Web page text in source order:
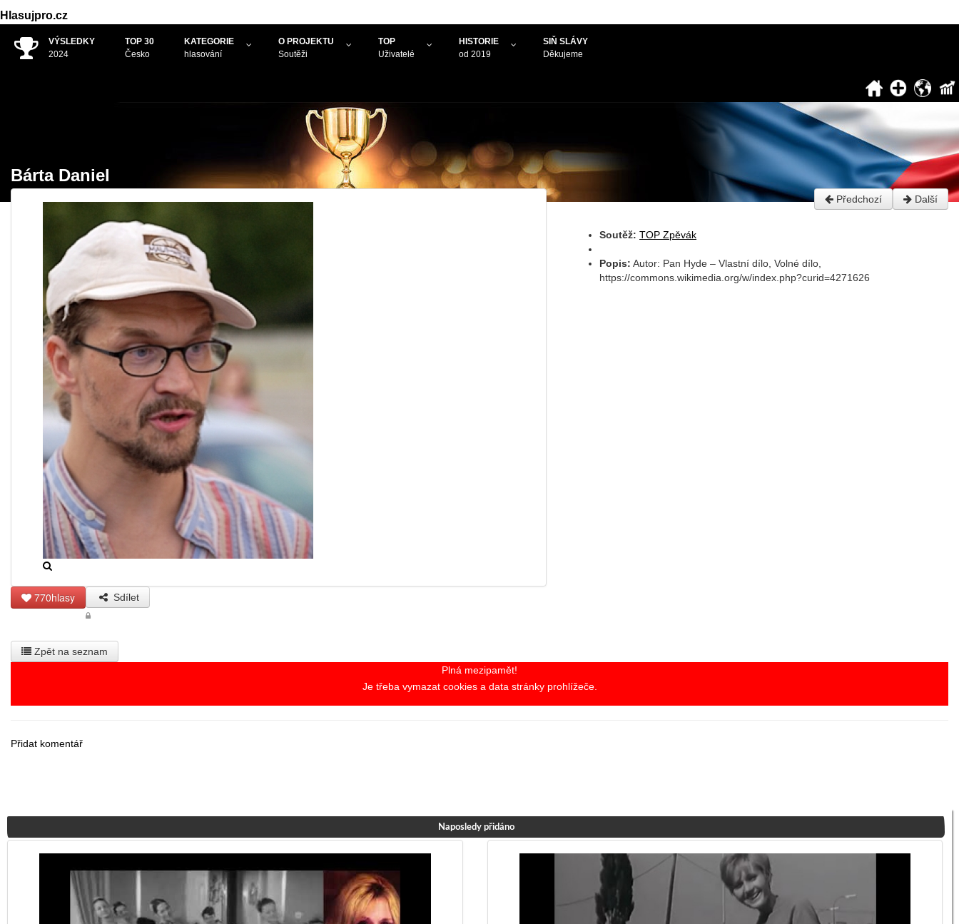
Hlasujpro.cz
VÝSLEDKY
2024
TOP 30
Česko
KATEGORIE
hlasování
O PROJEKTU
Soutěži
TOP
Uživatelé
HISTORIE
od 2019
SIŇ SLÁVY
Děkujeme
Bárta Daniel
Předchozí Další
770hlasy Sdílet
Soutěž: TOP Zpěvák
Popis: Autor: Pan Hyde – Vlastní dílo, Volné dílo,
https://commons.wikimedia.org/w/index.php?curid=4271626
Zpět na seznam
Plná mezipamět!
Je třeba vymazat cookies a data stránky prohlížeče.
Přidat komentář
Naposledy přidáno